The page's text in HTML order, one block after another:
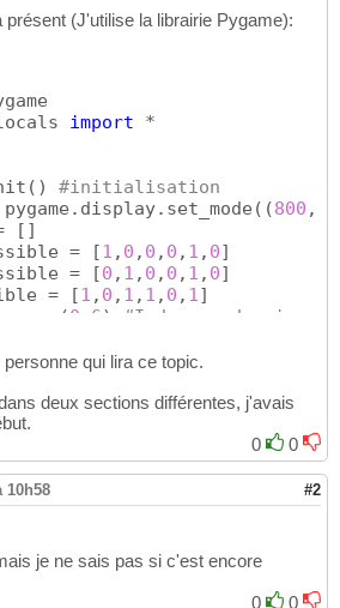
(J'utilise la librairie Pygame):
import *
( )
#initialisation
( (800 ,
[ ]
=
[1 , 0 , 0 , 0 , 1 , 0]
=
[0 , 1 , 0 , 0 , 1 , 0]
=
[1 , 0 , 1 , 1 , 0 , 1]
(0 6)
#Indexage des images
pygame.image.load
= pygame.Rect
, rectangle )
()#Affichage
()
qui lira ce topic.
deux sections différentes, j'avais
0
0
10h58 #2
je ne sais pas si c'est encore
0
0